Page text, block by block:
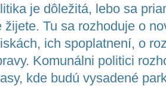
je dôležitá, lebo sa
žijete. Tu sa rozhoduje o
ich spoplatnení, o
Komunálni politici
kde budú vysadené